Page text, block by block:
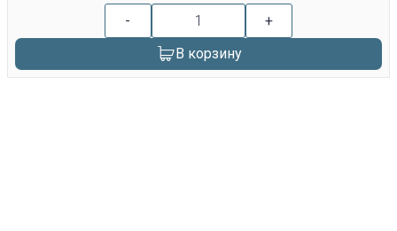
-
+
В корзину